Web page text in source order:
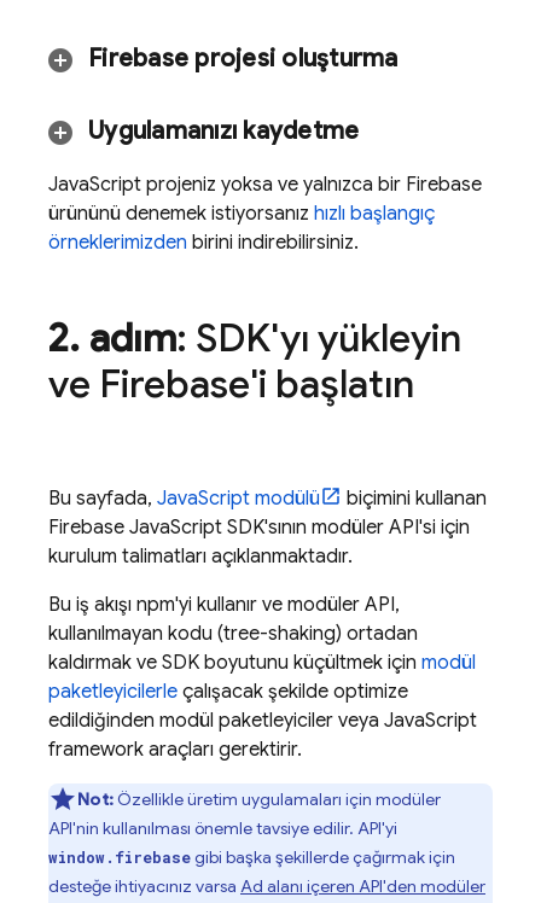
Firebase projesi oluşturma
Uygulamanızı kaydetme
JavaScript projeniz yoksa ve yalnızca bir Firebase
ürününü denemek istiyorsanız hızlı başlangıç
örneklerimizden birini indirebilirsiniz.
2. adım: SDK'yı yükleyin
ve Firebase'i başlatın
Bu sayfada, JavaScript modülü
biçimini kullanan
Firebase JavaScript SDK'sının modüler API'si için
kurulum talimatları açıklanmaktadır.
Bu iş akışı npm'yi kullanır ve modüler API,
kullanılmayan kodu (tree-shaking) ortadan
kaldırmak ve SDK boyutunu küçültmek için modül
paketleyicilerle çalışacak şekilde optimize
edildiğinden modül paketleyiciler veya JavaScript
framework araçları gerektirir.
Not: Özellikle üretim uygulamaları için modüler
API'nin kullanılması önemle tavsiye edilir. API'yi
window.firebasegibi başka şekillerde çağırmak için
desteğe ihtiyacınız varsa Ad alanı içeren API'den modüler